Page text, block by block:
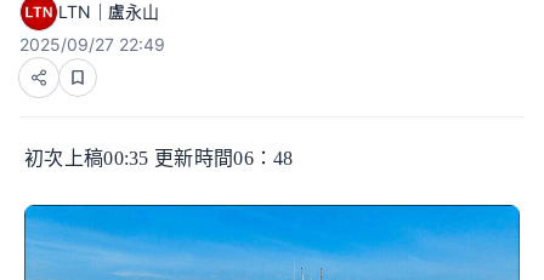
LTN｜盧永山
2025/09/27 22:49
初次上稿00:35 更新時間06：48